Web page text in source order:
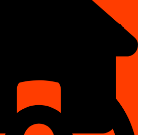
होगा ऑप्शनल, व्हाट्सएप ने
पूरी तस्वीर